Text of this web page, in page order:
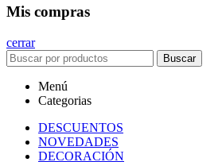
Mis compras
cerrar
Buscar
Menú
Categorias
DESCUENTOS
NOVEDADES
DECORACIÓN